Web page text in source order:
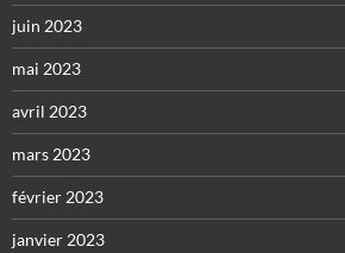
juin 2023
mai 2023
avril 2023
mars 2023
février 2023
janvier 2023